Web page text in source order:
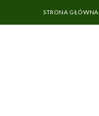
STRONA GŁÓWNA